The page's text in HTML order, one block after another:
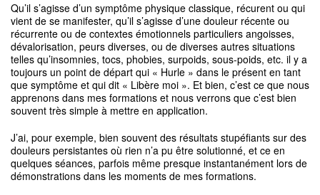
Qu’il s’agisse d’un symptôme physique classique, récurent ou qui
vient de se manifester, qu’il s’agisse d’une douleur récente ou
récurrente ou de contextes émotionnels particuliers angoisses,
dévalorisation, peurs diverses, ou de diverses autres situations
telles qu’insomnies, tocs, phobies, surpoids, sous-poids, etc. il y a
toujours un point de départ qui « Hurle » dans le présent en tant
que symptôme et qui dit « Libère moi ». Et bien, c’est ce que nous
apprenons dans mes formations et nous verrons que c’est bien
souvent très simple à mettre en application.
J’ai, pour exemple, bien souvent des résultats stupéfiants sur des
douleurs persistantes où rien n’a pu être solutionné, et ce en
quelques séances, parfois même presque instantanément lors de
démonstrations dans les moments de mes formations.